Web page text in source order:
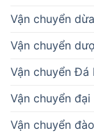
Vận chuyển
Vận chuyển
Vận chuyển Đá
Vận chuyển
Vận chuyển